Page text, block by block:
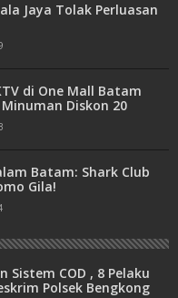
Jaya Tolak Perluasan
di One Mall Batam
Diskon 20
Batam: Shark Club
Gila!
Sistem COD , 8 Pelaku
Polsek Bengkong